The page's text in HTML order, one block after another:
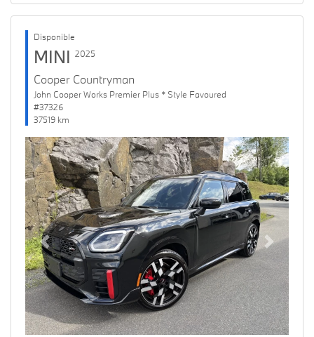
Disponible
MINI 2025
Cooper Countryman
John Cooper Works Premier Plus * Style Favoured
#37326
37519 km
Previous Next